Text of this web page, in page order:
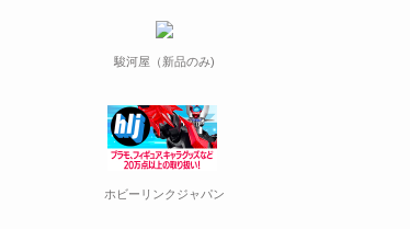
駿河屋（新品のみ)
ホビーリンクジャパン